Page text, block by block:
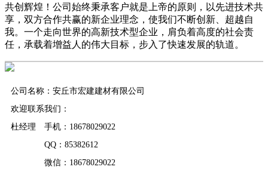
共创辉煌！公司始终秉承客户就是上帝的原则，以先进技术共
享，双方合作共赢的新企业理念，使我们不断创新、超越自
我。一个走向世界的高新技术型企业，肩负着高度的社会责
任，承载着增益人的伟大目标，步入了快速发展的轨道。
公司名称：安丘市宏建建材有限公司
欢迎联系我们：
杜经理 手机：18678029022
QQ：85382612
微信：18678029022